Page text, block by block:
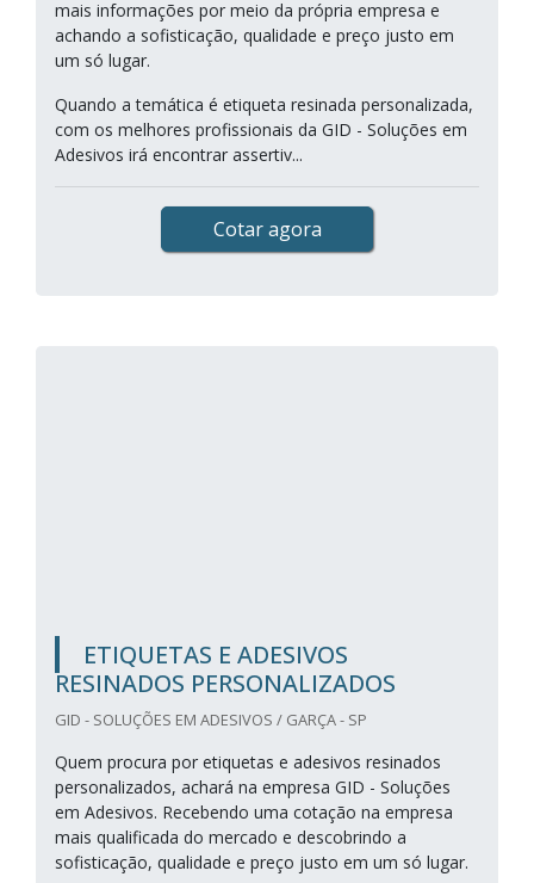
mais informações por meio da própria empresa e
achando a sofisticação, qualidade e preço justo em
um só lugar.
Quando a temática é etiqueta resinada personalizada,
com os melhores profissionais da GID - Soluções em
Adesivos irá encontrar assertiv...
Cotar agora
ETIQUETAS E ADESIVOS
RESINADOS PERSONALIZADOS
GID - SOLUÇÕES EM ADESIVOS / GARÇA - SP
Quem procura por etiquetas e adesivos resinados
personalizados, achará na empresa GID - Soluções
em Adesivos. Recebendo uma cotação na empresa
mais qualificada do mercado e descobrindo a
sofisticação, qualidade e preço justo em um só lugar.